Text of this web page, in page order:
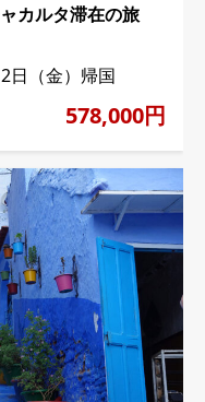
カルタ滞在の旅
日（金）帰国
578,000円